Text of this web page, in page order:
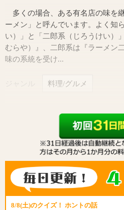
多くの場合、ある有名店の味を
ーメン」と呼んでいます。よく知
い）」と「二郎系（じろうけい）
むらや）』、二郎系は『ラーメン
味の系統を受け...
料理/グルメ
8/8(土)のクイズ！ ホントの話